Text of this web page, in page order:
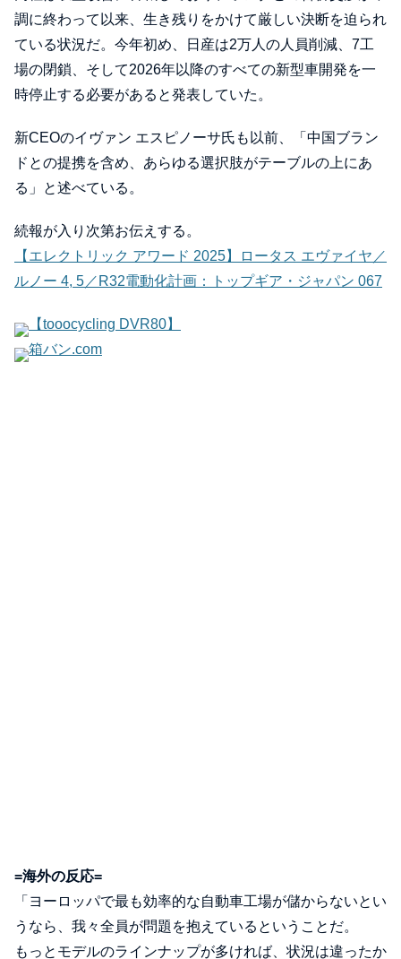
調に終わって以来、生き残りをかけて厳しい決断を迫られ
ている状況だ。今年初め、日産は2万人の人員削減、7工
場の閉鎖、そして2026年以降のすべての新型車開発を一
時停止する必要があると発表していた。
新CEOのイヴァン エスピノーサ氏も以前、「中国ブラン
ドとの提携を含め、あらゆる選択肢がテーブルの上にあ
る」と述べている。
続報が入り次第お伝えする。
【エレクトリック アワード 2025】ロータス エヴァイヤ／
ルノー 4, 5／R32電動化計画：トップギア・ジャパン 067
【tooocycling DVR80】
箱バン.com
=海外の反応=
「ヨーロッパで最も効率的な自動車工場が儲からないとい
うなら、我々全員が問題を抱えているということだ。
もっとモデルのラインナップが多ければ、状況は違ったか